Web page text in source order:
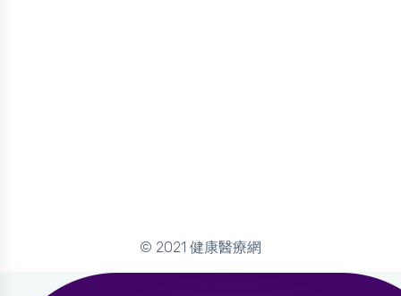
© 2021 健康醫療網